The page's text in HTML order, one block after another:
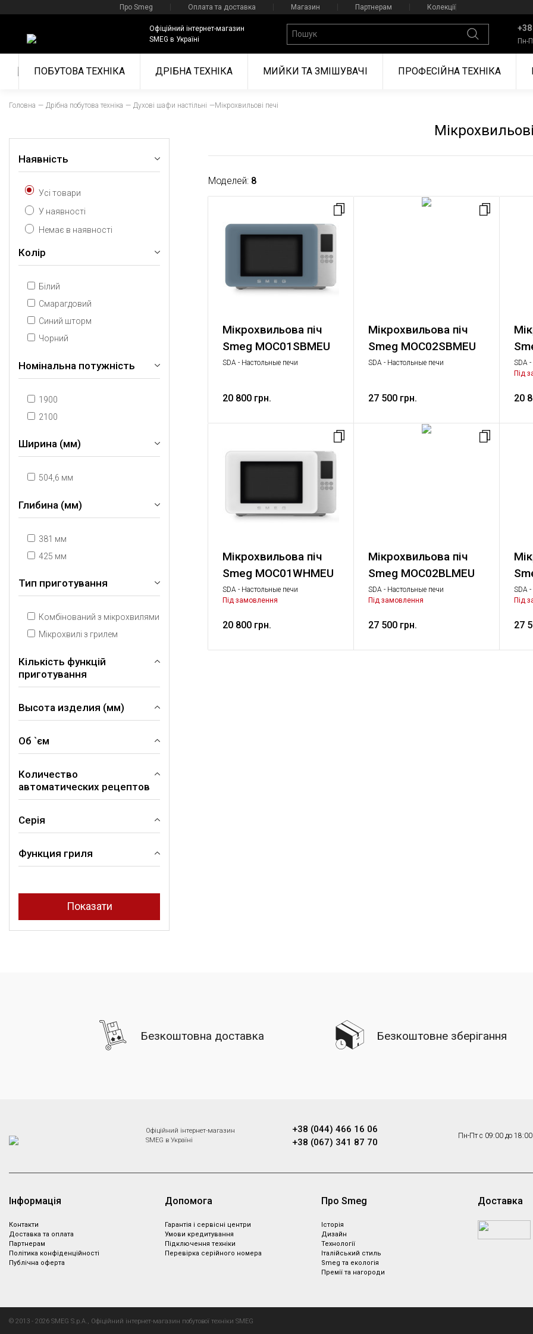
Про Smeg Оплата та доставка Магазин Партнерам Колекції
Офіційний інтернет-магазин
SMEG в Україні
Пн-
ПОБУТОВА ТЕХНІКА ДРІБНА ТЕХНІКА МИЙКИ ТА ЗМІШУВАЧІ ПРОФЕСІЙНА ТЕХНІКА
Головна Дрібна побутова техніка Духові шафи настільні Мікрохвильові печі
Наявність
Усі товари
У наявності
Немає в наявності
Колір
Білий
Смарагдовий
Синий шторм
Чорний
Номінальна потужність
1900
2100
Ширина (мм)
504,6 мм
Глибина (мм)
381 мм
425 мм
Тип приготування
Комбінований з мікрохвилями
Мікрохвилі з грилем
Кількість функцій
приготування
4
Высота изделия (мм)
305 мм
Об `єм
27 л
29 л
Количество
автоматических рецептов
18
Серія
COLLEZIONE
Функция гриля
Моделей: 8
Мікрохвильова піч
Smeg MOC01SBMEU
SDA - Настольные печи
побутова техніка
20 800 грн.
Мікрохвильова піч
Smeg MOC02SBMEU
SDA - Настольные печи
побутова техніка
27 500 грн.
SDA
Під
20
Мікрохвильова піч
Smeg MOC01WHMEU
SDA - Настольные печи
Комбинированный с
побутова техніка
Під замовлення
20 800 грн.
Мікрохвильова піч
Smeg MOC02BLMEU
SDA - Настольные печи
Комбинированный с
побутова техніка
Під замовлення
27 500 грн.
SDA
Під
27
Безкоштовна доставка Безкоштовне зберігання
Офіційний інтернет-магазин
SMEG в Україні
+38 (044) 466 16 06
+38 (067) 341 87 70
Пн-Пт с 09:00 до 18:00
Інформація
Контакти
Доставка та оплата
Партнeрам
Політика конфіденційності
Публічна оферта
Допомога
Гарантія і сервісні центри
Умови кредитування
Підключення техніки
Перевірка серійного номера
Про Smeg
Історія
Дизайн
Технології
Італійський стиль
Smeg та екологія
Премії та нагороди
Доставка
© 2013 - 2026 SMEG S.p.A., Офіційний інтернет-магазин побутової техніки SMEG